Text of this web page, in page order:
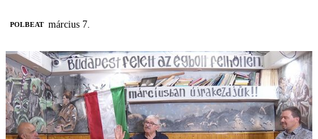
‎POLBEAT március 7.